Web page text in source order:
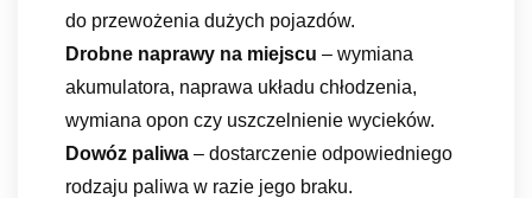
do przewożenia dużych pojazdów.
Drobne naprawy na miejscu – wymiana
akumulatora, naprawa układu chłodzenia,
wymiana opon czy uszczelnienie wycieków.
Dowóz paliwa – dostarczenie odpowiedniego
rodzaju paliwa w razie jego braku.